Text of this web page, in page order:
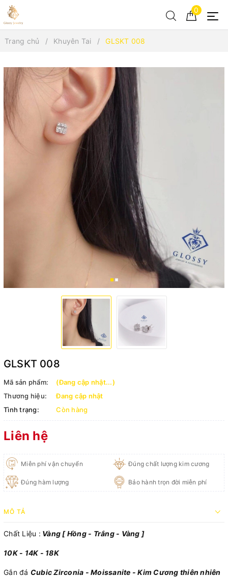
0
Trang chủ Khuyên Tai GLSKT 008
GLSKT 008
Mã sản phẩm:
(Đang cập nhật...)
Thương hiệu:
Đang cập nhật
Tình trạng:
Còn hàng
Liên hệ
Miễn phí vận chuyển Đúng chất lượng kim cương
Đúng hàm lượng Bảo hành trọn đời miễn phí
MÔ TẢ
Chất Liệu : Vàng [ Hồng - Trắng - Vàng ]
10K - 14K - 18K
Gắn đá Cubic Zirconia - Moissanite - Kim Cương thiên nhiên